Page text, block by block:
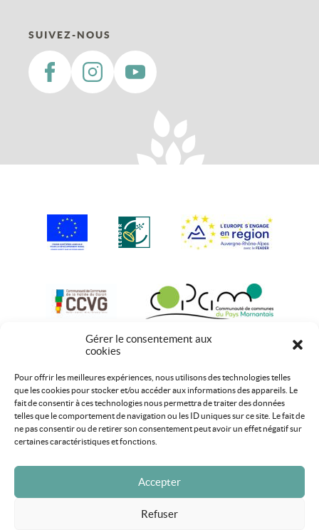
Gérer le consentement aux
cookies
Pour offrir les meilleures expériences, nous utilisons des technologies telles
que les cookies pour stocker et/ou accéder aux informations des appareils. Le
fait de consentir à ces technologies nous permettra de traiter des données
telles que le comportement de navigation ou les ID uniques sur ce site. Le fait de
ne pas consentir ou de retirer son consentement peut avoir un effet négatif sur
certaines caractéristiques et fonctions.
Accepter
Refuser
SUIVEZ-NOUS